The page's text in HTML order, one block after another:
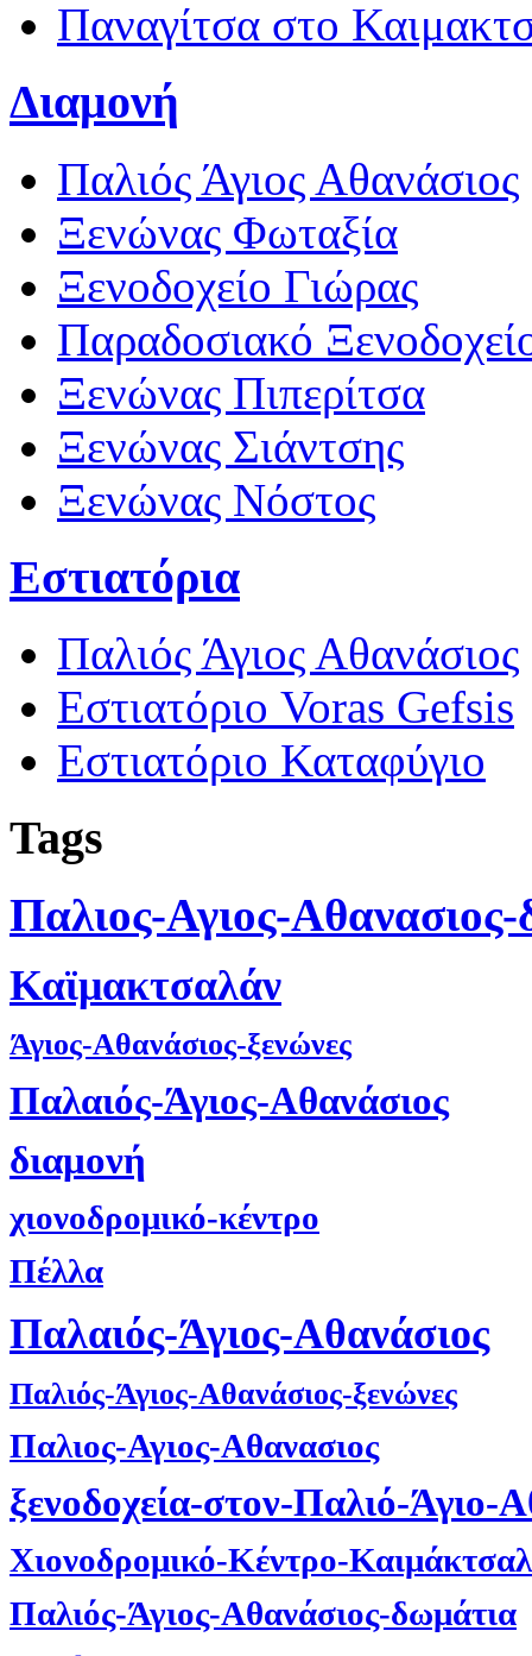
Παναγίτσα στο
Διαμονή
Παλιός Άγιος Αθανάσιος
Ξενώνας Φωταξία
Ξενοδοχείο Γιώρας
Παραδοσιακό
Ξενώνας Πιπερίτσα
Ξενώνας Σιάντσης
Ξενώνας Νόστος
Εστιατόρια
Παλιός Άγιος Αθανάσιος
Εστιατόριο Voras Gefsis
Εστιατόριο Καταφύγιο
Tags
Παλιος-Αγιος-Αθανασιος-
Καϊμακτσαλάν
Άγιος-Αθανάσιος-ξενώνες
Παλαιός-Άγιος-Αθανάσιος
διαμονή
χιονοδρομικό-κέντρο
Πέλλα
Παλαιός-Άγιος-Αθανάσιος
Παλιός-Άγιος-Αθανάσιος-ξενώνες
Παλιος-Αγιος-Αθανασιος
ξενοδοχεία-στον-Παλιό-Άγιο-
Χιονοδρομικό-Κέντρο-
Παλιός-Άγιος-Αθανάσιος-δωμάτια